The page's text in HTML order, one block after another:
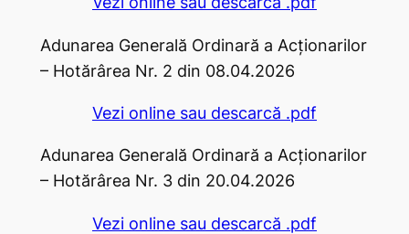
Adunarea Generală Ordinară a Acţionarilor
– Hotărârea Nr. 2 din 08.04.2026
Vezi online sau descarcă .pdf
Adunarea Generală Ordinară a Acţionarilor
– Hotărârea Nr. 3 din 20.04.2026
Vezi online sau descarcă .pdf